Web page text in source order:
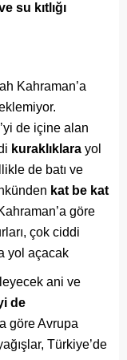
su kıtlığı
Kahraman’a
de içine alan
kuraklıklara yol
de batı ve
kat be kat
göre
çok ciddi
yol açacak
ani ve
de
göre Avrupa
Türkiye’de